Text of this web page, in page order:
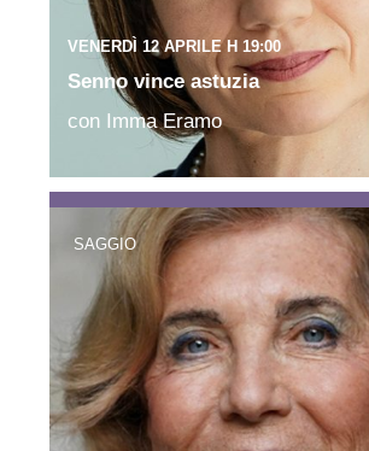
VENERDÌ 12 APRILE H 19:00
Senno vince astuzia
con Imma Eramo
SAGGIO